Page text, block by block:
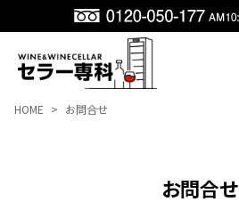
HOME お問合せ
お問合せ